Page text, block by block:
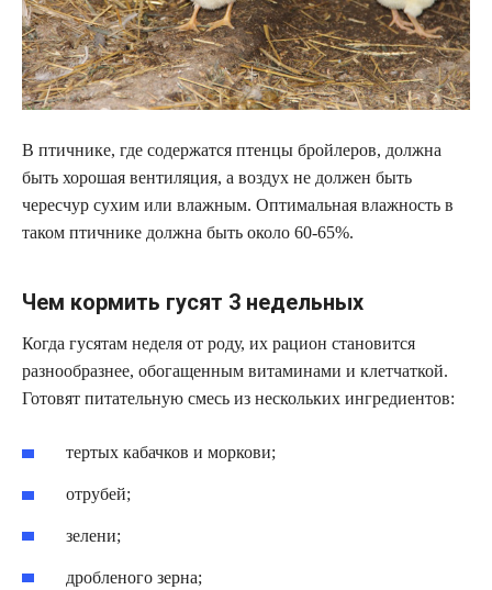
В птичнике, где содержатся птенцы бройлеров, должна
быть хорошая вентиляция, а воздух не должен быть
чересчур сухим или влажным. Оптимальная влажность в
таком птичнике должна быть около 60-65%.
Чем кормить гусят 3 недельных
Когда гусятам неделя от роду, их рацион становится
разнообразнее, обогащенным витаминами и клетчаткой.
Готовят питательную смесь из нескольких ингредиентов:
тертых кабачков и моркови;
отрубей;
зелени;
дробленого зерна;